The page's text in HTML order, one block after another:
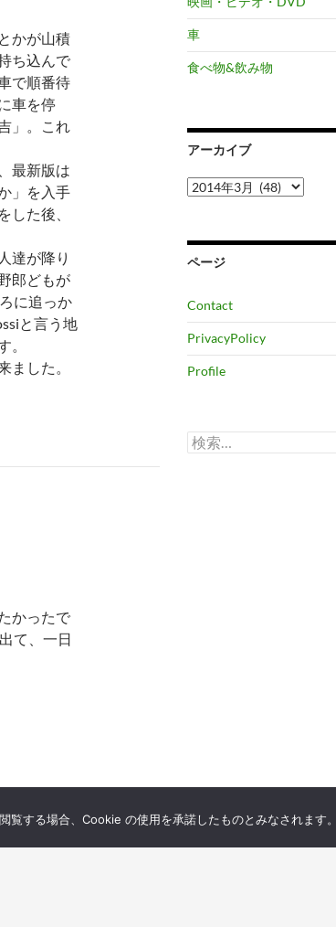
かが山積
ち込んで
で順番待
車を停
」。これ
最新版は
」を入手
した後、
達が降り
郎どもが
に追っか
と言う地
。
ました。
かったで
て、一日
車
食べ物&飲み物
アーカイブ
ア
ー
ブ
ページ
Contact
PrivacyPolicy
Profile
検
索:
する場合、Cookie の使用を承諾したものとみなされます。